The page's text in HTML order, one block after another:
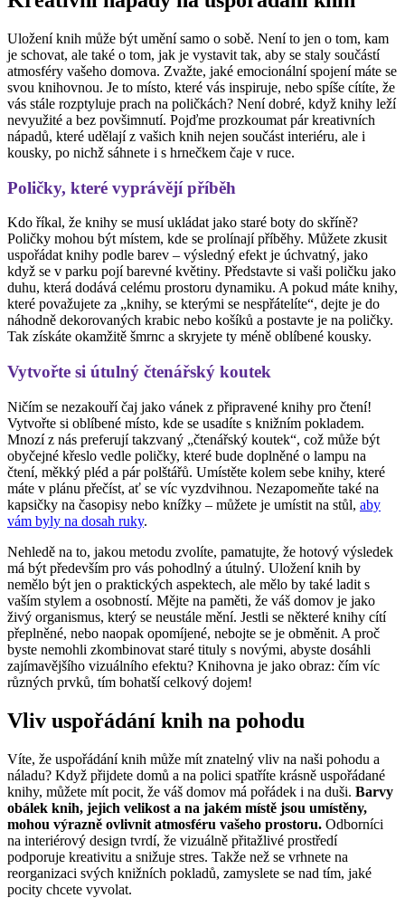
Uložení knih může být umění samo o sobě. Není to jen o tom, kam
je schovat, ale také o tom, jak je vystavit tak, aby se staly součástí
atmosféry vašeho domova. Zvažte, jaké emocionální spojení máte se
svou knihovnou. Je to místo, které vás inspiruje, nebo spíše cítíte, že
vás stále rozptyluje prach na poličkách? Není dobré, když knihy leží
nevyužité a bez povšimnutí. Pojďme prozkoumat pár kreativních
nápadů, které udělají z vašich knih nejen součást interiéru, ale i
kousky, po nichž sáhnete i s hrnečkem čaje v ruce.
Poličky, které vyprávějí příběh
Kdo říkal, že knihy se musí ukládat jako staré boty do skříně?
Poličky mohou být místem, kde se prolínají příběhy. Můžete zkusit
uspořádat knihy podle barev – výsledný efekt je úchvatný, jako
když se v parku pojí barevné květiny. Představte si vaši poličku jako
duhu, která dodává celému prostoru dynamiku. A pokud máte knihy,
které považujete za „knihy, se kterými se nespřátelíte“, dejte je do
náhodně dekorovaných krabic nebo košíků a postavte je na poličky.
Tak získáte okamžitě šmrnc a skryjete ty méně oblíbené kousky.
Vytvořte si útulný čtenářský koutek
Ničím se nezakouří čaj jako vánek z připravené knihy pro čtení!
Vytvořte si oblíbené místo, kde se usadíte s knižním pokladem.
Mnozí z nás preferují takzvaný „čtenářský koutek“, což může být
obyčejné křeslo vedle poličky, které bude doplněné o lampu na
čtení, měkký pléd a pár polštářů. Umístěte kolem sebe knihy, které
máte v plánu přečíst, ať se víc vyzdvihnou. Nezapomeňte také na
kapsičky na časopisy nebo knížky – můžete je umístit na stůl, aby
vám byly na dosah ruky.
Nehledě na to, jakou metodu zvolíte, pamatujte, že hotový výsledek
má být především pro vás pohodlný a útulný. Uložení knih by
nemělo být jen o praktických aspektech, ale mělo by také ladit s
vaším stylem a osobností. Mějte na paměti, že váš domov je jako
živý organismus, který se neustále mění. Jestli se některé knihy cítí
přeplněné, nebo naopak opomíjené, nebojte se je obměnit. A proč
byste nemohli zkombinovat staré tituly s novými, abyste dosáhli
zajímavějšího vizuálního efektu? Knihovna je jako obraz: čím víc
různých prvků, tím bohatší celkový dojem!
Vliv uspořádání knih na pohodu
Víte, že uspořádání knih může mít znatelný vliv na naši pohodu a
náladu? Když přijdete domů a na polici spatříte krásně uspořádané
knihy, můžete mít pocit, že váš domov má pořádek i na duši. Barvy
obálek knih, jejich velikost a na jakém místě jsou umístěny,
mohou výrazně ovlivnit atmosféru vašeho prostoru. Odborníci
na interiérový design tvrdí, že vizuálně přitažlivé prostředí
podporuje kreativitu a snižuje stres. Takže než se vrhnete na
reorganizaci svých knižních pokladů, zamyslete se nad tím, jaké
pocity chcete vyvolat.